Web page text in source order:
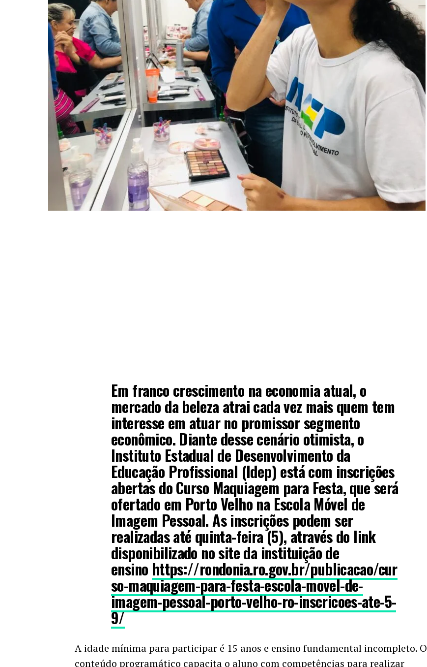
Em franco crescimento na economia atual, o
mercado da beleza atrai cada vez mais quem tem
interesse em atuar no promissor segmento
econômico. Diante desse cenário otimista, o
Instituto Estadual de Desenvolvimento da
Educação Profissional (Idep) está com inscrições
abertas do Curso Maquiagem para Festa, que será
ofertado em Porto Velho na Escola Móvel de
Imagem Pessoal. As inscrições podem ser
realizadas até quinta-feira (5), através do link
disponibilizado no site da instituição de
ensino https://rondonia.ro.gov.br/publicacao/cur
so-maquiagem-para-festa-escola-movel-de-
imagem-pessoal-porto-velho-ro-inscricoes-ate-5-
9/
A idade mínima para participar é 15 anos e ensino fundamental incompleto. O
conteúdo programático capacita o aluno com competências para realizar